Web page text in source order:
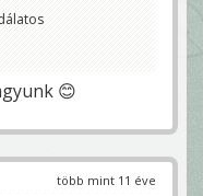
😊
több mint 11 éve